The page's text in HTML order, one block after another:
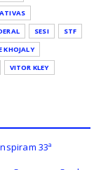
SESI
STF
KHOJALY
VITOR KLEY
33ª